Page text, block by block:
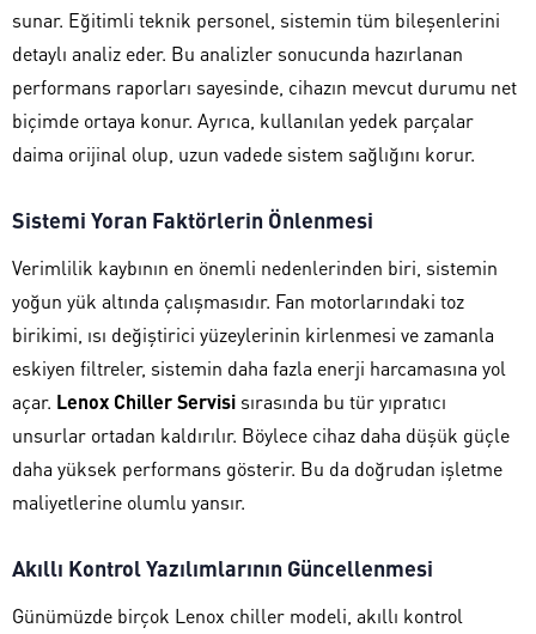
sunar. Eğitimli teknik personel, sistemin tüm bileşenlerini
detaylı analiz eder. Bu analizler sonucunda hazırlanan
performans raporları sayesinde, cihazın mevcut durumu net
biçimde ortaya konur. Ayrıca, kullanılan yedek parçalar
daima orijinal olup, uzun vadede sistem sağlığını korur.
Sistemi Yoran Faktörlerin Önlenmesi
Verimlilik kaybının en önemli nedenlerinden biri, sistemin
yoğun yük altında çalışmasıdır. Fan motorlarındaki toz
birikimi, ısı değiştirici yüzeylerinin kirlenmesi ve zamanla
eskiyen filtreler, sistemin daha fazla enerji harcamasına yol
açar. Lenox Chiller Servisi sırasında bu tür yıpratıcı
unsurlar ortadan kaldırılır. Böylece cihaz daha düşük güçle
daha yüksek performans gösterir. Bu da doğrudan işletme
maliyetlerine olumlu yansır.
Akıllı Kontrol Yazılımlarının Güncellenmesi
Günümüzde birçok Lenox chiller modeli, akıllı kontrol